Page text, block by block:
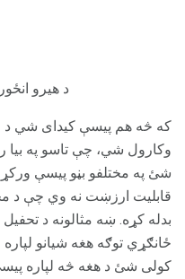
د هیرو
که څه هم پیسې کیدای شي د
وکارول شي، چې تاسو په بیا
شئ په مختلفو بڼو پیسې
قابلیت ارزښت نه وي چې د
بدله کړه. ښه مثالونه د تحفیل
ځانګړي توګه هغه شیانو
کولی شئ د هغه څه لپاره